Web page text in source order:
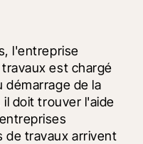
l'entreprise
est chargé
démarrage de la
doit trouver l'aide
de travaux arrivent